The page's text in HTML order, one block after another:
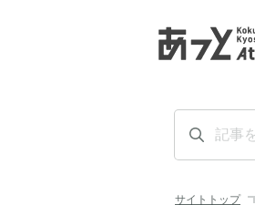
サイトトップ